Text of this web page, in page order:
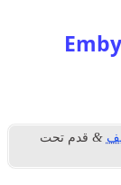
مشكلة مع تشغيل في Emby
& قدم تحت